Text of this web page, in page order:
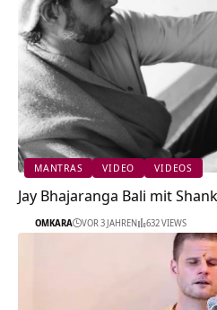
MANTRAS VIDEO VIDEOS
Jay Bhajaranga Bali mit
OMKARA VOR 3 JAHREN 632 VIEWS